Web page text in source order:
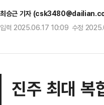
최승근 기자
입력 2025.06.17 10:09 수정
진주 최대